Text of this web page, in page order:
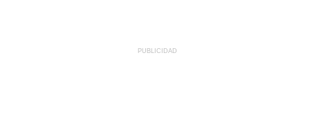
PUBLICIDAD